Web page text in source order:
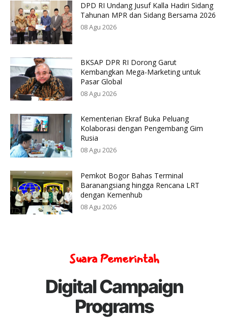
DPD RI Undang Jusuf Kalla Hadiri Sidang
Tahunan MPR dan Sidang Bersama 2026
08 Agu 2026
BKSAP DPR RI Dorong Garut
Kembangkan Mega-Marketing untuk
Pasar Global
08 Agu 2026
Kementerian Ekraf Buka Peluang
Kolaborasi dengan Pengembang Gim
Rusia
08 Agu 2026
Pemkot Bogor Bahas Terminal
Baranangsiang hingga Rencana LRT
dengan Kemenhub
08 Agu 2026
Suara Pemerintah
Digital Campaign
Programs